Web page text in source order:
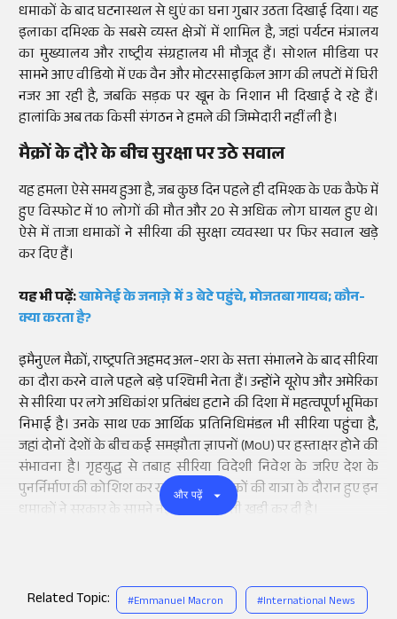
धमाकों के बाद घटनास्थल से धुएं का घना गुबार उठता दिखाई दिया। यह
इलाका दमिश्क के सबसे व्यस्त क्षेत्रों में शामिल है, जहां पर्यटन मंत्रालय
का मुख्यालय और राष्ट्रीय संग्रहालय भी मौजूद हैं। सोशल मीडिया पर
सामने आए वीडियो में एक वैन और मोटरसाइकिल आग की लपटों में घिरी
नजर आ रही है, जबकि सड़क पर खून के निशान भी दिखाई दे रहे हैं।
हालांकि अब तक किसी संगठन ने हमले की जिम्मेदारी नहीं ली है।
मैक्रों के दौरे के बीच सुरक्षा पर उठे सवाल
यह हमला ऐसे समय हुआ है, जब कुछ दिन पहले ही दमिश्क के एक कैफे में
हुए विस्फोट में 10 लोगों की मौत और 20 से अधिक लोग घायल हुए थे।
ऐसे में ताजा धमाकों ने सीरिया की सुरक्षा व्यवस्था पर फिर सवाल खड़े
कर दिए हैं।
यह भी पढ़ें:खामेनेई के जनाज़े में 3 बेटे पहुंचे, मोजतबा गायब; कौन-
क्या करता है?
इमैनुएल मैक्रों, राष्ट्रपति अहमद अल-शरा के सत्ता संभालने के बाद सीरिया
का दौरा करने वाले पहले बड़े पश्चिमी नेता हैं। उन्होंने यूरोप और अमेरिका
से सीरिया पर लगे अधिकांश प्रतिबंध हटाने की दिशा में महत्वपूर्ण भूमिका
निभाई है। उनके साथ एक आर्थिक प्रतिनिधिमंडल भी सीरिया पहुंचा है,
जहां दोनों देशों के बीच कई समझौता ज्ञापनों (MoU) पर हस्ताक्षर होने की
संभावना है। गृहयुद्ध से तबाह सीरिया विदेशी निवेश के जरिए देश के
पुनर्निर्माण की कोशिश कर रहा है लेकिन मैक्रों की यात्रा के दौरान हुए इन
धमाकों ने सरकार के सामने नई सुरक्षा चुनौती खड़ी कर दी है।
और पढ़ें
Related Topic: #Emmanuel Macron #International News